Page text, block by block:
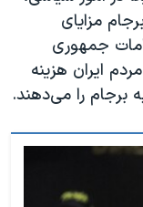
مزایای
جمهوری
ایران هزینه
برجام را می‌دهند.